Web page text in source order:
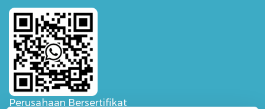
Perusahaan Bersertifikat